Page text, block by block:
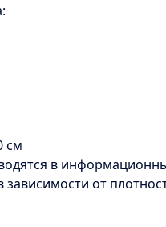
см
в
зависимости от